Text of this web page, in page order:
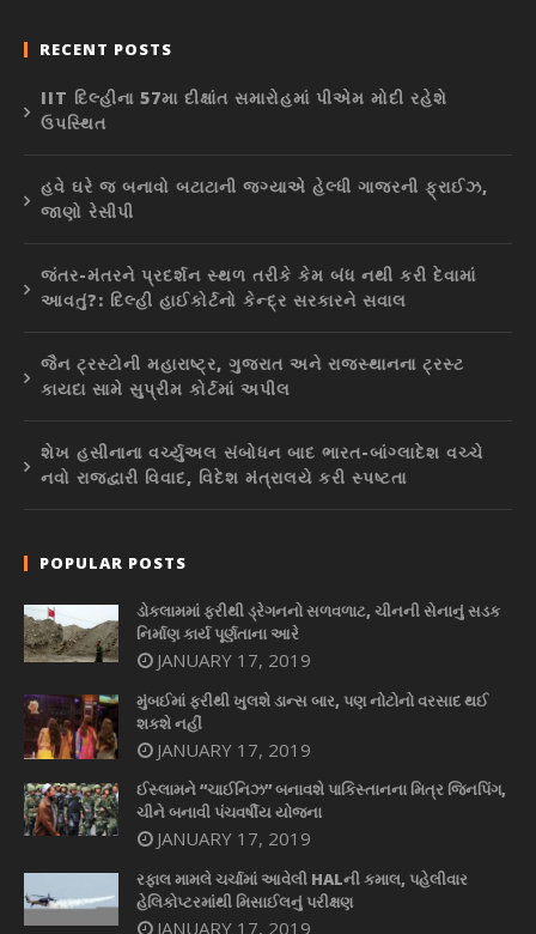
RECENT POSTS
IIT દિલ્હીના 57મા દીક્ષાંત સમારોહમાં પીએમ મોદી રહેશે
ઉપસ્થિત
હવે ઘરે જ બનાવો બટાટાની જગ્યાએ હેલ્ધી ગાજરની ફ્રાઈઝ,
જાણો રેસીપી
જંતર-મંતરને પ્રદર્શન સ્થળ તરીકે કેમ બંધ નથી કરી દેવામાં
આવતું?: દિલ્હી હાઈકોર્ટનો કેન્દ્ર સરકારને સવાલ
જૈન ટ્રસ્ટોની મહારાષ્ટ્ર, ગુજરાત અને રાજસ્થાનના ટ્રસ્ટ
કાયદા સામે સુપ્રીમ કોર્ટમાં અપીલ
શેખ હસીનાના વર્ચ્યુઅલ સંબોધન બાદ ભારત-બાંગ્લાદેશ વચ્ચે
નવો રાજદ્વારી વિવાદ, વિદેશ મંત્રાલયે કરી સ્પષ્ટતા
POPULAR POSTS
ડોકલામમાં ફરીથી ડ્રેગનનો સળવળાટ, ચીનની સેનાનું સડક
નિર્માણ કાર્ય પૂર્ણતાના આરે
JANUARY 17, 2019
મુંબઈમાં ફરીથી ખુલશે ડાન્સ બાર, પણ નોટોનો વરસાદ થઈ
શકશે નહીં
JANUARY 17, 2019
ઈસ્લામને “ચાઈનિઝ” બનાવશે પાકિસ્તાનના મિત્ર જિનપિંગ,
ચીને બનાવી પંચવર્ષીય યોજના
JANUARY 17, 2019
રફાલ મામલે ચર્ચામાં આવેલી HALની કમાલ, પહેલીવાર
હેલિકોપ્ટરમાંથી મિસાઈલનું પરીક્ષણ
JANUARY 17, 2019